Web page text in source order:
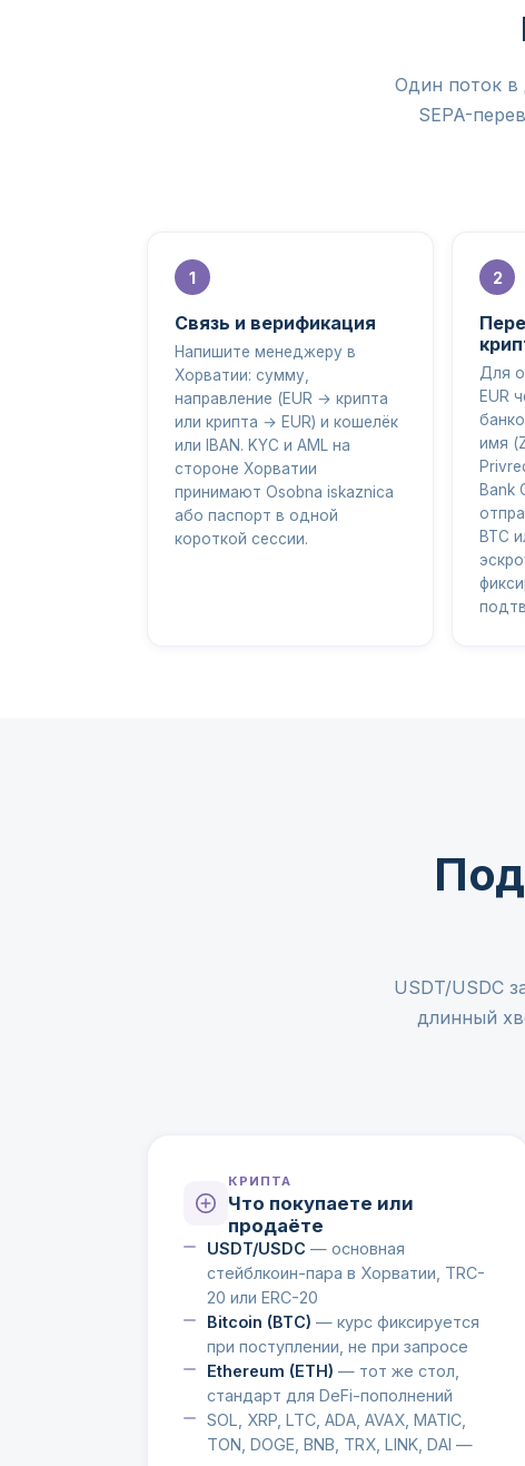
Один поток в
SEPA-
Связь и верификация
Напишите менеджеру в
Хорватии: сумму,
направление (EUR → крипта
или крипта → EUR) и кошелёк
или IBAN. KYC и AML на
стороне Хорватии
принимают Osobna iskaznica
або паспорт в одной
короткой сессии.
Для
EUR
имя
Bank
BTC
USDT/USDC
длинный
КРИПТА
Что покупаете или
продаёте
USDT/USDC — основная
стейблкоин-пара в Хорватии, TRC-
20 или ERC-20
Bitcoin (BTC) — курс фиксируется
при поступлении, не при запросе
Ethereum (ETH) — тот же стол,
стандарт для DeFi-пополнений
SOL, XRP, LTC, ADA, AVAX, MATIC,
TON, DOGE, BNB, TRX, LINK, DAI —